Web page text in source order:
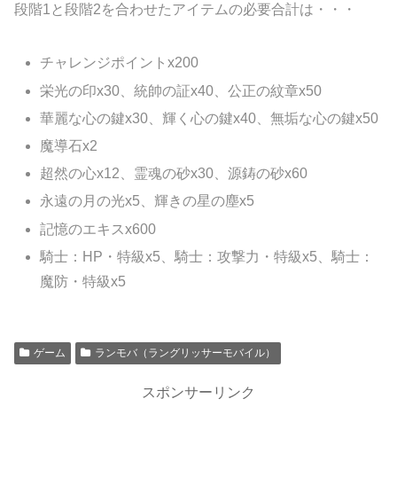
段階1と段階2を合わせたアイテムの必要合計は・・・
チャレンジポイントx200
栄光の印x30、統帥の証x40、公正の紋章x50
華麗な心の鍵x30、輝く心の鍵x40、無垢な心の鍵x50
魔導石x2
超然の心x12、霊魂の砂x30、源鋳の砂x60
永遠の月の光x5、輝きの星の塵x5
記憶のエキスx600
騎士：HP・特級x5、騎士：攻撃力・特級x5、騎士：
魔防・特級x5
ゲーム ランモバ（ラングリッサーモバイル）
スポンサーリンク